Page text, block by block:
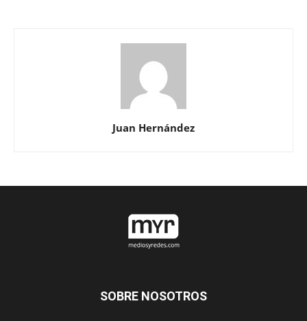
Juan Hernández
SOBRE NOSOTROS